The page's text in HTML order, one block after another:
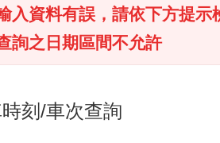
入資料有誤，請依下方提示
詢之日期區間不允許
刻/車次查詢